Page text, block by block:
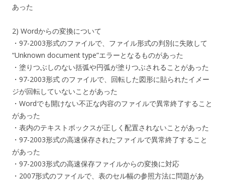
あった
2) Wordからの変換について
・97-2003形式のファイルで、ファイル形式の判別に失敗して
“Unknown document type”エラーとなるものがあった
・塗りつぶしのない括弧や円弧が塗りつぶされることがあった
・97-2003形式 のファイルで、回転した図形に貼られたイメー
ジが回転していないことがあった
・Wordでも開けない不正な内容のファイルで異常終了すること
があった
・表内のテキストボックスが正しく配置されないことがあった
・97-2003形式の高速保存されたファイルで異常終了すること
があった
・97-2003形式の高速保存ファイルからの変換に対応
・2007形式のファイルで、表のセル幅の参照方法に問題があ